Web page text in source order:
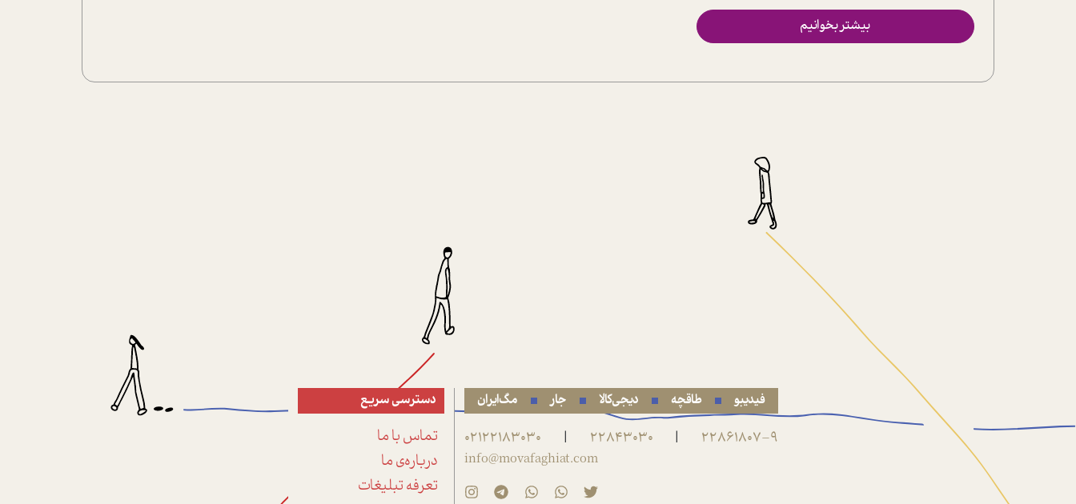
بیشتر بخوانیم
فیدیبو طاقچه دیجی‌کالا جار مگ‌ایران
22861807-9
|
22843030
|
02122183030
info@movafaghiat.com
دسترسی سریع
تماس با ما
درباره‌ی ما
تعرفه تبلیغات